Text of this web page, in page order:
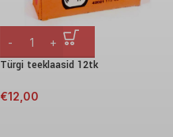
Türgi teeklaasid 12tk
€12,00